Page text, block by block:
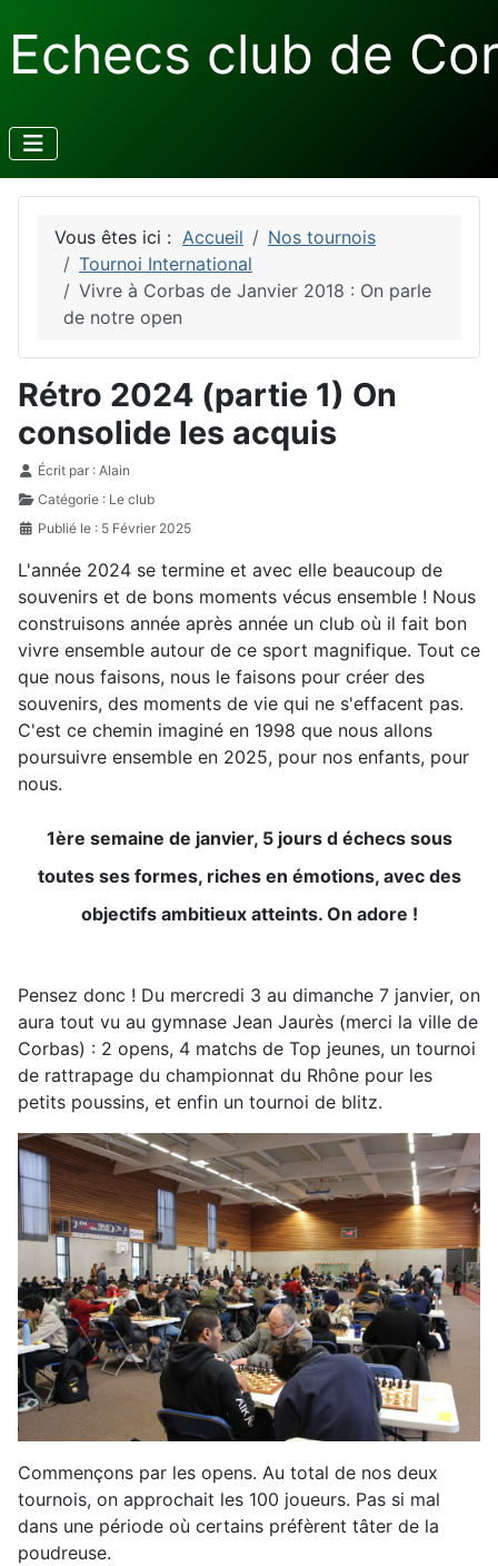
Echecs club de
Vous êtes ici : Accueil
Nos tournois
Tournoi International
Vivre à Corbas de Janvier 2018 : On parle
de notre open
Rétro 2024 (partie 1) On
consolide les acquis
Détails
Écrit par : Alain
Catégorie : Le club
Publié le : 5 Février 2025
L'année 2024 se termine et avec elle beaucoup de
souvenirs et de bons moments vécus ensemble ! Nous
construisons année après année un club où il fait bon
vivre ensemble autour de ce sport magnifique. Tout ce
que nous faisons, nous le faisons pour créer des
souvenirs, des moments de vie qui ne s'effacent pas.
C'est ce chemin imaginé en 1998 que nous allons
poursuivre ensemble en 2025, pour nos enfants, pour
nous.
1ère semaine de janvier, 5 jours d échecs sous
toutes ses formes, riches en émotions, avec des
objectifs ambitieux atteints. On adore !
Pensez donc ! Du mercredi 3 au dimanche 7 janvier, on
aura tout vu au gymnase Jean Jaurès (merci la ville de
Corbas) : 2 opens, 4 matchs de Top jeunes, un tournoi
de rattrapage du championnat du Rhône pour les
petits poussins, et enfin un tournoi de blitz.
Commençons par les opens. Au total de nos deux
tournois, on approchait les 100 joueurs. Pas si mal
dans une période où certains préfèrent tâter de la
poudreuse.